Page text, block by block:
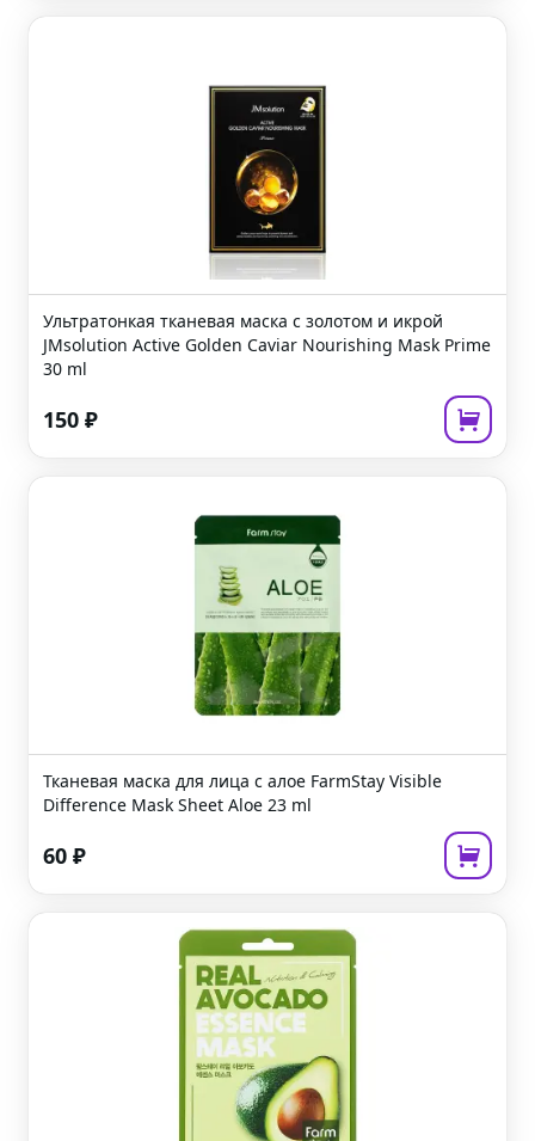
Ультратонкая тканевая маска с золотом и икрой
JMsolution Active Golden Caviar Nourishing Mask Prime
30 ml
150 ₽
Тканевая маска для лица с алое FarmStay Visible
Difference Mask Sheet Aloe 23 ml
60 ₽